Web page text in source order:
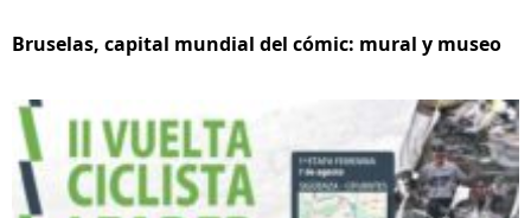
Bruselas, capital mundial del cómic: mural y museo